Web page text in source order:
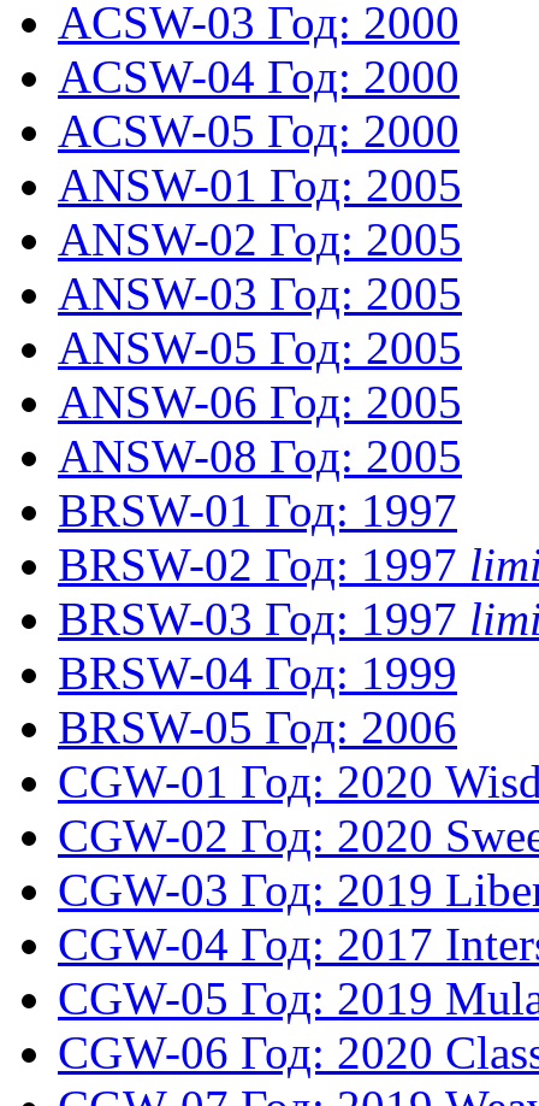
ACSW-03 Год: 2000
ACSW-04 Год: 2000
ACSW-05 Год: 2000
ANSW-01 Год: 2005
ANSW-02 Год: 2005
ANSW-03 Год: 2005
ANSW-05 Год: 2005
ANSW-06 Год: 2005
ANSW-08 Год: 2005
BRSW-01 Год: 1997
BRSW-02 Год: 1997
BRSW-03 Год: 1997
BRSW-04 Год: 1999
BRSW-05 Год: 2006
CGW-01 Год: 2020
CGW-02 Год: 2020
CGW-03 Год: 2019
CGW-04 Год: 2017
CGW-05 Год: 2019
CGW-06 Год: 2020